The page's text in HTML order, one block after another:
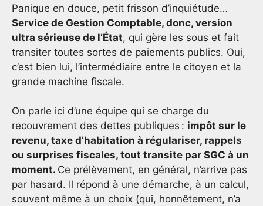
Panique en douce, petit frisson d’inquiétude…
Service de Gestion Comptable, donc, version
ultra sérieuse de l’État, qui gère les sous et fait
transiter toutes sortes de paiements publics. Oui,
c’est bien lui, l’intermédiaire entre le citoyen et la
grande machine fiscale.
On parle ici d’une équipe qui se charge du
recouvrement des dettes publiques : impôt sur le
revenu, taxe d’habitation à régulariser, rappels
ou surprises fiscales, tout transite par SGC à un
moment. Ce prélèvement, en général, n’arrive pas
par hasard. Il répond à une démarche, à un calcul,
souvent même à un choix (qui, honnêtement, n’a